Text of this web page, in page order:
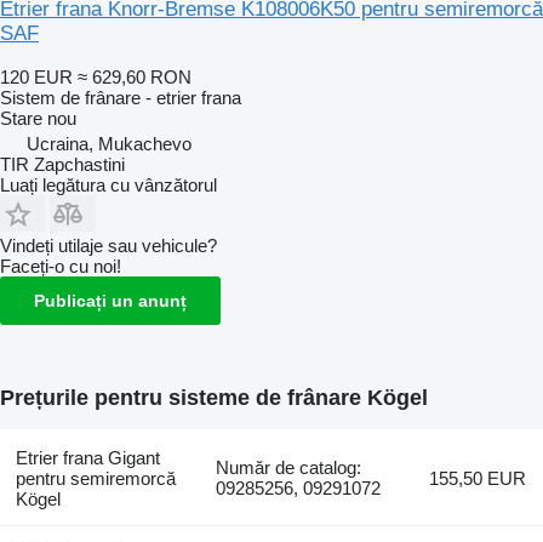
Etrier frana Knorr-Bremse K108006K50 pentru semiremorcă
SAF
120 EUR ≈ 629,60 RON
Sistem de frânare - etrier frana
Stare nou
Ucraina, Mukachevo
TIR Zapchastini
Luați legătura cu vânzătorul
Vindeți utilaje sau vehicule?
Faceți-o cu noi!
Publicați un anunț
Prețurile pentru sisteme de frânare Kögel
Etrier frana Gigant
pentru semiremorcă
Kögel
Număr de catalog:
09285256, 09291072
155,50 EUR